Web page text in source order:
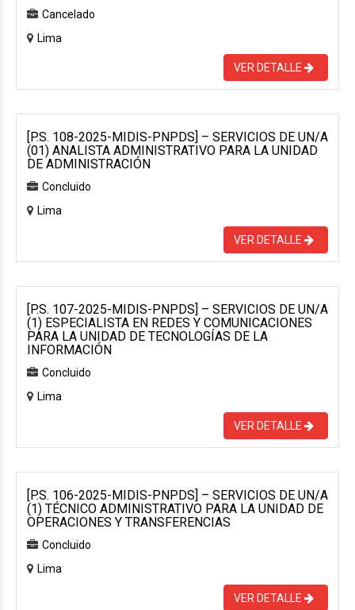
Cancelado
Lima
VER DETALLE
[P.S. 108-2025-MIDIS-PNPDS] – SERVICIOS DE UN/A
(01) ANALISTA ADMINISTRATIVO PARA LA UNIDAD
DE ADMINISTRACIÓN
Concluido
Lima
VER DETALLE
[P.S. 107-2025-MIDIS-PNPDS] – SERVICIOS DE UN/A
(1) ESPECIALISTA EN REDES Y COMUNICACIONES
PARA LA UNIDAD DE TECNOLOGÍAS DE LA
INFORMACIÓN
Concluido
Lima
VER DETALLE
[P.S. 106-2025-MIDIS-PNPDS] – SERVICIOS DE UN/A
(1) TÉCNICO ADMINISTRATIVO PARA LA UNIDAD DE
OPERACIONES Y TRANSFERENCIAS
Concluido
Lima
VER DETALLE